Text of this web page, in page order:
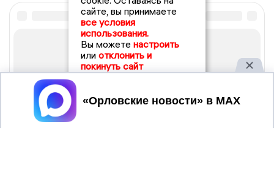
сайте, вы принимаете
все условия
использования.
Вы можете настроить
или отклонить и
покинуть сайт
Принять